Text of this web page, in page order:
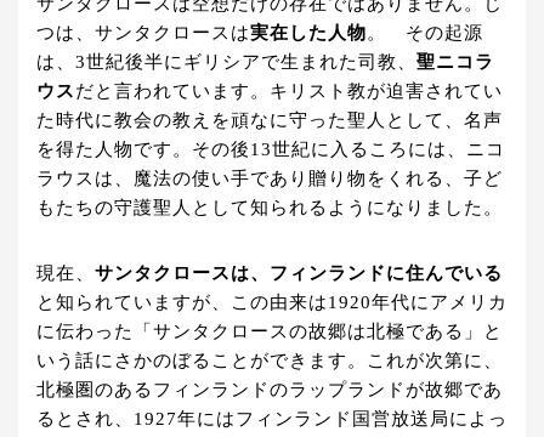
つは、サンタクロースは実在した人物。 その起源
は、3世紀後半にギリシアで生まれた司教、 聖ニコラ
ウスだと言われています。キリスト教が迫害されてい
た時代に教会の教えを頑なに守った聖人として、名声
を得た人物です。その後13世紀に入るころには、ニコ
ラウスは、魔法の使い手であり贈り物をくれる、子ど
もたちの守護聖人として知られるようになりました。
現在、 サンタクロースは、フィンランドに住んでいる
と知られていますが、この由来は1920年代にアメリカ
に伝わった「サンタクロースの故郷は北極である」と
いう話にさかのぼることができます。これが次第に、
北極圏のあるフィンランドのラップランドが故郷であ
るとされ、1927年にはフィンランド国営放送局によっ